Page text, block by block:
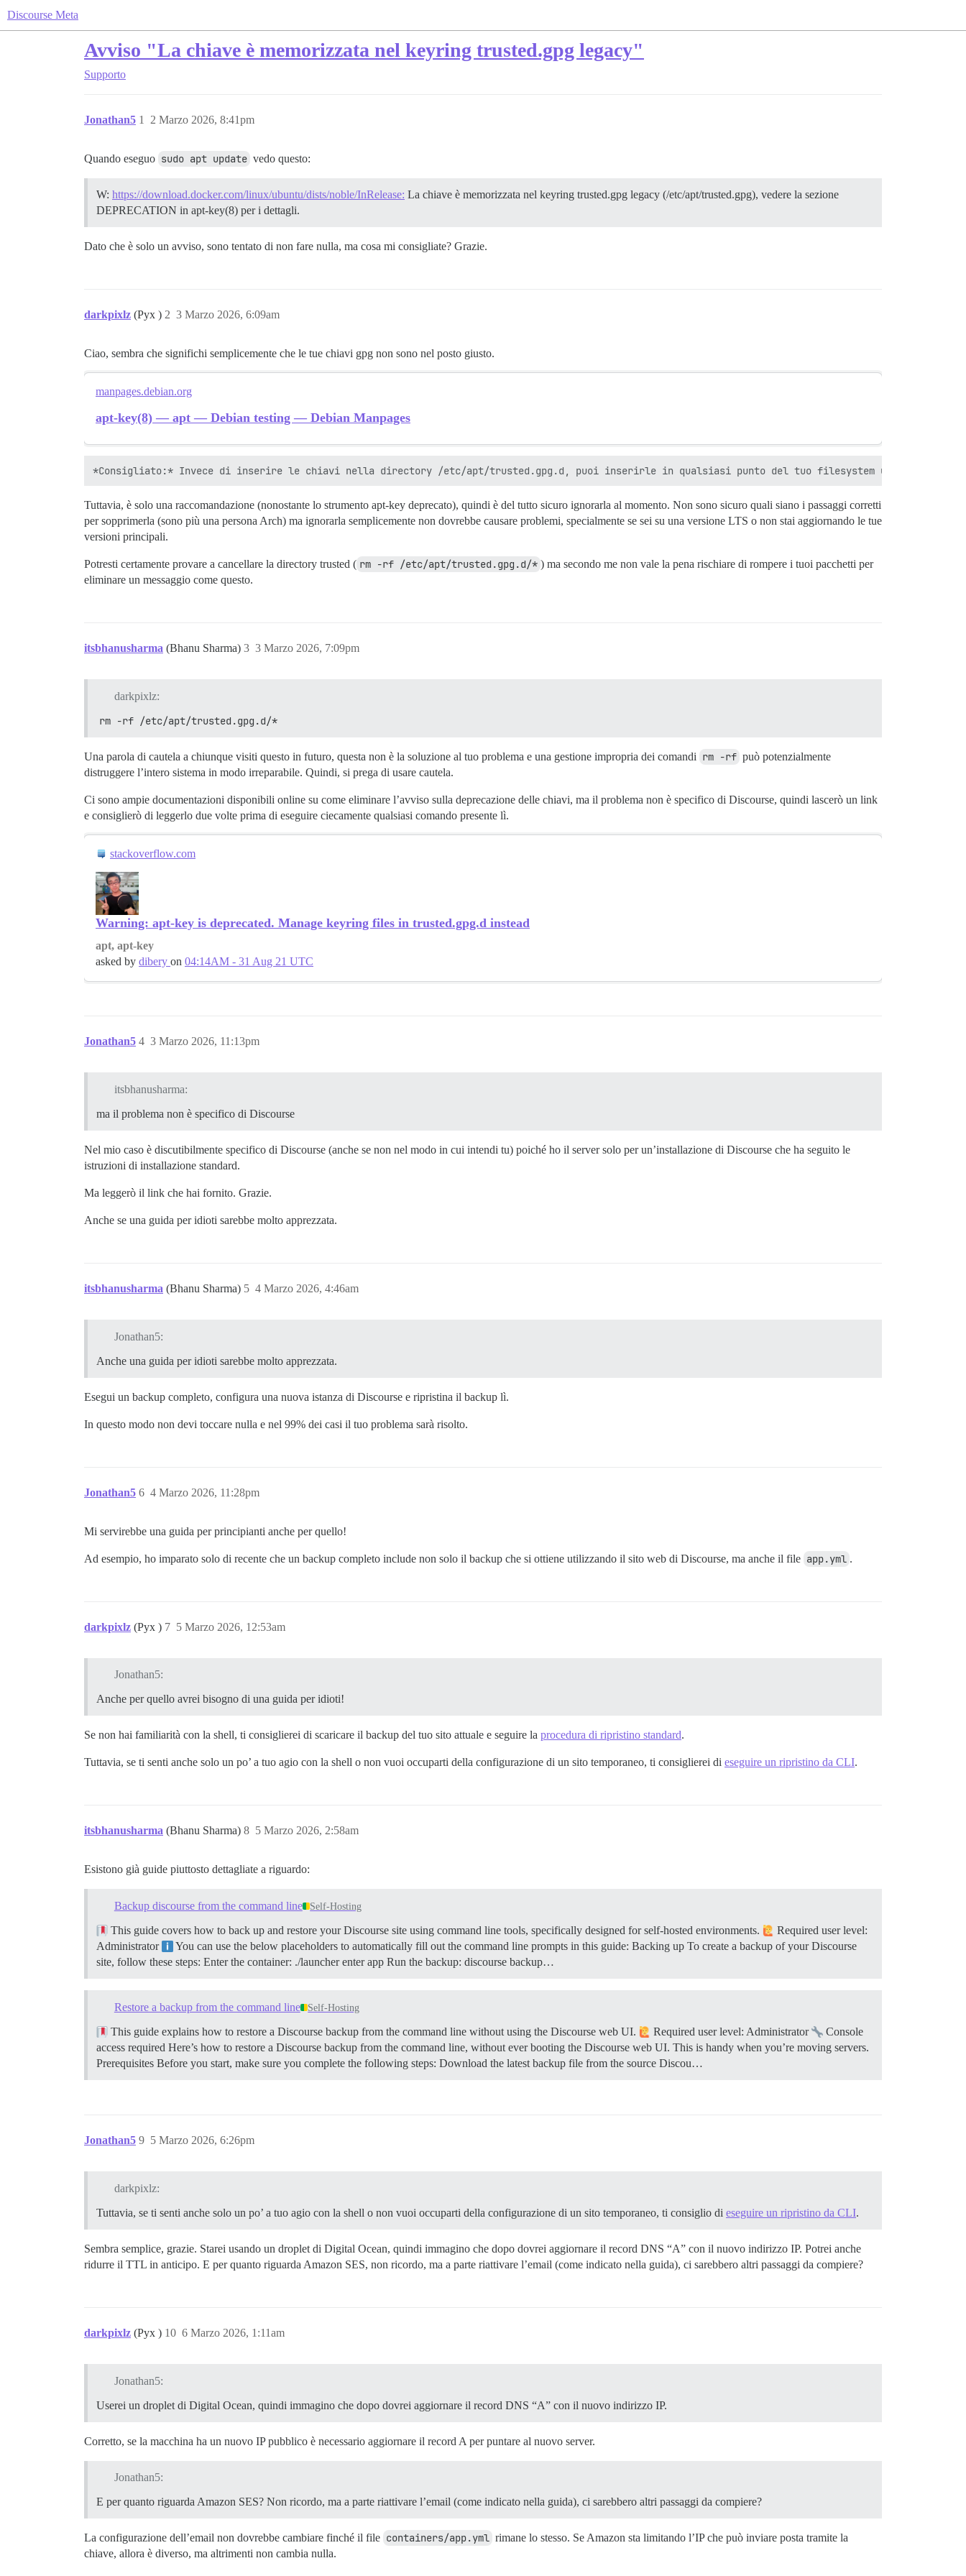
Discourse Meta
Avviso "La chiave è memorizzata nel keyring trusted.gpg legacy"
Supporto
Jonathan5 2 Marzo 2026, 8:41pm
1
Quando eseguo sudo apt update vedo questo:
W: https://download.docker.com/linux/ubuntu/dists/noble/InRelease: La chiave è memorizzata nel keyring trusted.gpg legacy (/etc/apt/trusted.gpg), vedere la sezione
DEPRECATION in apt-key(8) per i dettagli.
Dato che è solo un avviso, sono tentato di non fare nulla, ma cosa mi consigliate? Grazie.
darkpixlz (Pyx ) 3 Marzo 2026, 6:09am
2
Ciao, sembra che significhi semplicemente che le tue chiavi gpg non sono nel posto giusto.
manpages.debian.org
apt-key(8) — apt — Debian testing — Debian Manpages
Tuttavia, è solo una raccomandazione (nonostante lo strumento apt-key deprecato), quindi è del tutto sicuro ignorarla al momento. Non sono sicuro quali siano i passaggi corretti
per sopprimerla (sono più una persona Arch) ma ignorarla semplicemente non dovrebbe causare problemi, specialmente se sei su una versione LTS o non stai aggiornando le tue
versioni principali.
Potresti certamente provare a cancellare la directory trusted ( rm -rf /etc/apt/trusted.gpg.d/* ) ma secondo me non vale la pena rischiare di rompere i tuoi pacchetti per
eliminare un messaggio come questo.
itsbhanusharma (Bhanu Sharma) 3 Marzo 2026, 7:09pm
3
darkpixlz:
rm -rf /etc/apt/trusted.gpg.d/*
Una parola di cautela a chiunque visiti questo in futuro, questa non è la soluzione al tuo problema e una gestione impropria dei comandi rm -rf può potenzialmente
distruggere l’intero sistema in modo irreparabile. Quindi, si prega di usare cautela.
Ci sono ampie documentazioni disponibili online su come eliminare l’avviso sulla deprecazione delle chiavi, ma il problema non è specifico di Discourse, quindi lascerò un link
e consiglierò di leggerlo due volte prima di eseguire ciecamente qualsiasi comando presente lì.
stackoverflow.com
Warning: apt-key is deprecated. Manage keyring files in trusted.gpg.d instead
apt, apt-key
asked by dibery on 04:14AM - 31 Aug 21 UTC
Jonathan5 3 Marzo 2026, 11:13pm
4
itsbhanusharma:
ma il problema non è specifico di Discourse
Nel mio caso è discutibilmente specifico di Discourse (anche se non nel modo in cui intendi tu) poiché ho il server solo per un’installazione di Discourse che ha seguito le
istruzioni di installazione standard.
Ma leggerò il link che hai fornito. Grazie.
Anche se una guida per idioti sarebbe molto apprezzata.
itsbhanusharma (Bhanu Sharma) 4 Marzo 2026, 4:46am
5
Jonathan5:
Anche una guida per idioti sarebbe molto apprezzata.
Esegui un backup completo, configura una nuova istanza di Discourse e ripristina il backup lì.
In questo modo non devi toccare nulla e nel 99% dei casi il tuo problema sarà risolto.
Jonathan5 4 Marzo 2026, 11:28pm
6
Mi servirebbe una guida per principianti anche per quello!
Ad esempio, ho imparato solo di recente che un backup completo include non solo il backup che si ottiene utilizzando il sito web di Discourse, ma anche il file app.yml .
darkpixlz (Pyx ) 5 Marzo 2026, 12:53am
7
Jonathan5:
Anche per quello avrei bisogno di una guida per idioti!
Se non hai familiarità con la shell, ti consiglierei di scaricare il backup del tuo sito attuale e seguire la procedura di ripristino standard.
Tuttavia, se ti senti anche solo un po’ a tuo agio con la shell o non vuoi occuparti della configurazione di un sito temporaneo, ti consiglierei di eseguire un ripristino da CLI.
itsbhanusharma (Bhanu Sharma) 5 Marzo 2026, 2:58am
8
Esistono già guide piuttosto dettagliate a riguardo:
Backup discourse from the command line Self-Hosting
This guide covers how to back up and restore your Discourse site using command line tools, specifically designed for self-hosted environments.
Required user level:
Administrator
You can use the below placeholders to automatically fill out the command line prompts in this guide: Backing up To create a backup of your Discourse
site, follow these steps: Enter the container: ./launcher enter app Run the backup: discourse backup…
Restore a backup from the command line Self-Hosting
This guide explains how to restore a Discourse backup from the command line without using the Discourse web UI. Required user level: Administrator
Console
access required Here’s how to restore a Discourse backup from the command line, without ever booting the Discourse web UI. This is handy when you’re moving servers.
Prerequisites Before you start, make sure you complete the following steps: Download the latest backup file from the source Discou…
Jonathan5 5 Marzo 2026, 6:26pm
9
darkpixlz:
Tuttavia, se ti senti anche solo un po’ a tuo agio con la shell o non vuoi occuparti della configurazione di un sito temporaneo, ti consiglio di eseguire un ripristino da CLI.
Sembra semplice, grazie. Starei usando un droplet di Digital Ocean, quindi immagino che dopo dovrei aggiornare il record DNS “A” con il nuovo indirizzo IP. Potrei anche
ridurre il TTL in anticipo. E per quanto riguarda Amazon SES, non ricordo, ma a parte riattivare l’email (come indicato nella guida), ci sarebbero altri passaggi da compiere?
darkpixlz (Pyx ) 6 Marzo 2026, 1:11am
10
Jonathan5:
Userei un droplet di Digital Ocean, quindi immagino che dopo dovrei aggiornare il record DNS “A” con il nuovo indirizzo IP.
Corretto, se la macchina ha un nuovo IP pubblico è necessario aggiornare il record A per puntare al nuovo server.
Jonathan5:
E per quanto riguarda Amazon SES? Non ricordo, ma a parte riattivare l’email (come indicato nella guida), ci sarebbero altri passaggi da compiere?
La configurazione dell’email non dovrebbe cambiare finché il file containers/app.yml rimane lo stesso. Se Amazon sta limitando l’IP che può inviare posta tramite la
chiave, allora è diverso, ma altrimenti non cambia nulla.